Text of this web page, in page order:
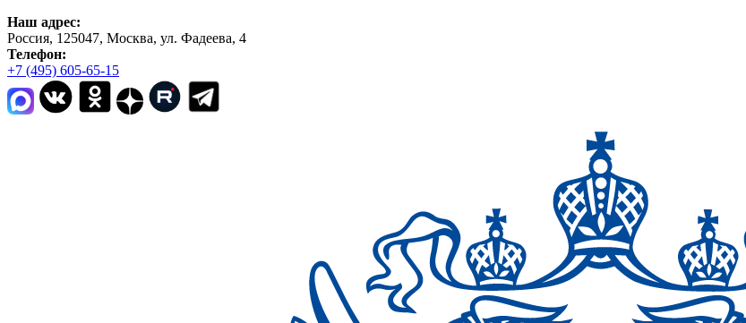
Наш адрес:
Россия, 125047, Москва, ул. Фадеева, 4
Телефон:
+7 (495) 605-65-15